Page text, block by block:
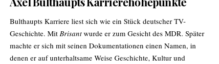
Bulthaupts Karriere liest sich wie ein Stück deutscher TV-
Geschichte. Mit Brisantwurde er zum Gesicht des MDR. Später
machte er sich mit seinen Dokumentationen einen Namen, in
denen er auf unterhaltsame Weise Geschichte, Kultur und